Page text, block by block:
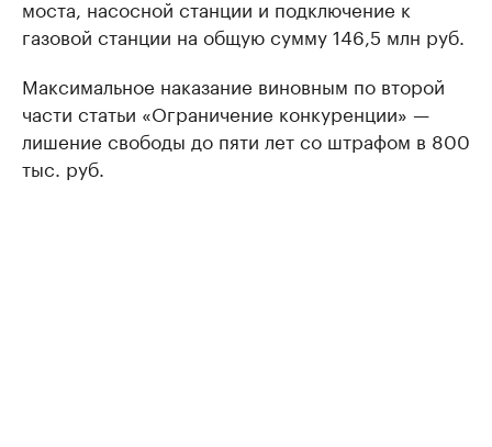
моста, насосной станции и подключение к
газовой станции на общую сумму 146,5 млн руб.
Максимальное наказание виновным по второй
части статьи «Ограничение конкуренции» —
лишение свободы до пяти лет со штрафом в 800
тыс. руб.